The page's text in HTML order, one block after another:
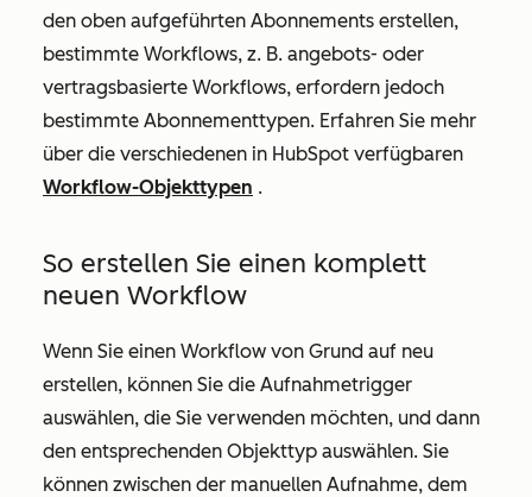
den oben aufgeführten Abonnements erstellen,
bestimmte Workflows, z. B. angebots- oder
vertragsbasierte Workflows, erfordern jedoch
bestimmte Abonnementtypen. Erfahren Sie mehr
über die verschiedenen in HubSpot verfügbaren
Workflow-Objekttypen .
So erstellen Sie einen komplett
neuen Workflow
Wenn Sie einen Workflow von Grund auf neu
erstellen, können Sie die Aufnahmetrigger
auswählen, die Sie verwenden möchten, und dann
den entsprechenden Objekttyp auswählen. Sie
können zwischen der manuellen Aufnahme, dem